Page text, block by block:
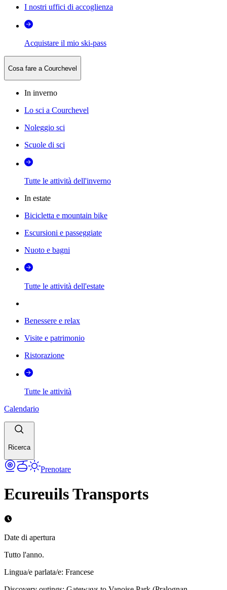
I nostri uffici di accoglienza
Acquistare il mio ski-pass
Cosa fare a Courchevel
In inverno
Lo sci a Courchevel
Noleggio sci
Scuole di sci
Tutte le attività dell'inverno
In estate
Bicicletta e mountain bike
Escursioni e passeggiate
Nuoto e bagni
Tutte le attività dell'estate
Benessere e relax
Visite e patrimonio
Ristorazione
Tutte le attività
Calendario
Ricerca
Prenotare
Ecureuils Transports
Date di apertura
Tutto l'anno.
Lingua/e parlata/e: Francese